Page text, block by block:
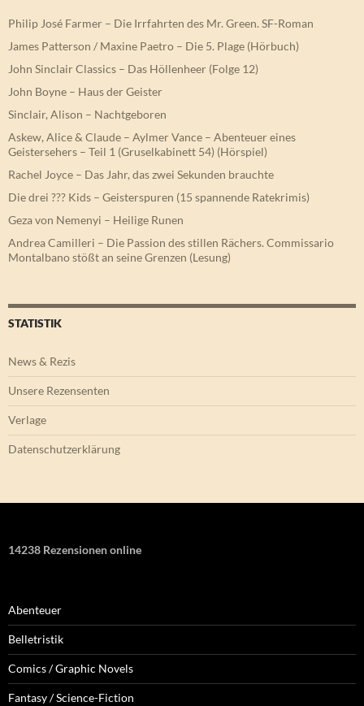
Philip José Farmer – Die Irrfahrten des Mr. Green. SF-Roman
James Patterson / Maxine Paetro – Die 5. Plage (Hörbuch)
John Sinclair Classics – Das Höllenheer (Folge 12)
John Boyne – Haus der Geister
Sinclair, Alison – Nachtgeboren
Askew, Alice & Claude – Aylmer Vance – Abenteuer eines
Geistersehers – Teil 1 (Gruselkabinett 54) (Hörspiel)
Rachel Joyce – Das Jahr, das zwei Sekunden brauchte
Die drei ??? Kids – Geisterspuren (15 spannende Ratekrimis)
Geza von Nemenyi – Heilige Runen
Andrea Camilleri – Die Passion des stillen Rächers. Commissario
Montalbano stößt an seine Grenzen (Lesung)
STATISTIK
News & Rezis
Unsere Rezensenten
Verlage
Datenschutzerklärung
14238 Rezensionen online
Abenteuer
Belletristik
Comics / Graphic Novels
Fantasy / Science-Fiction